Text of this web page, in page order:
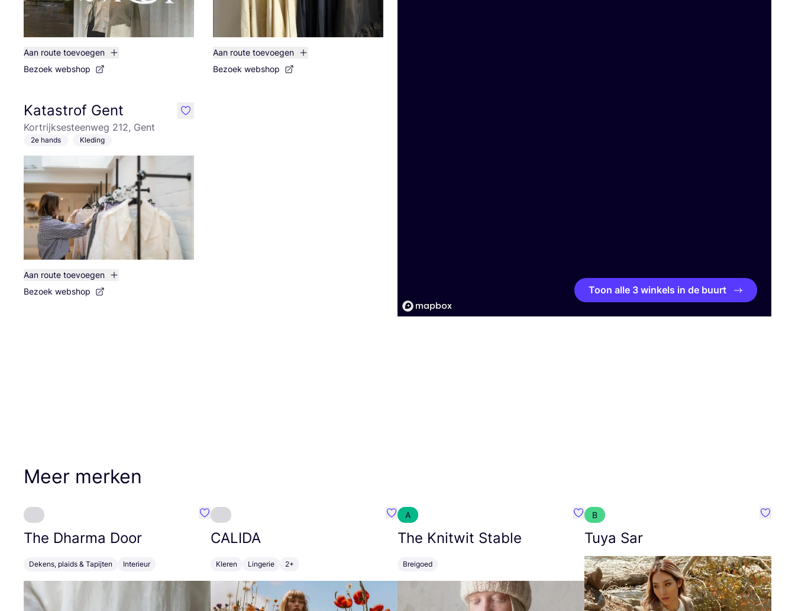
Aan route toevoegen
Bezoek webshop
Aan route toevoegen
Bezoek webshop
Katastrof Gent
Kortrijksesteenweg 212, Gent
2e hands Kleding
Aan route toevoegen
Bezoek webshop
like
Toon alle 3 winkels in de buurt
Meer merken
The Dharma Door
Dekens, plaids & Tapijten Interieur
Favoriete {naam}
CALIDA
Kleren Lingerie 2+
Favoriete {naam}
A
The Knitwit Stable
Breigoed
Favoriete {naam}
B
Tuya Sar